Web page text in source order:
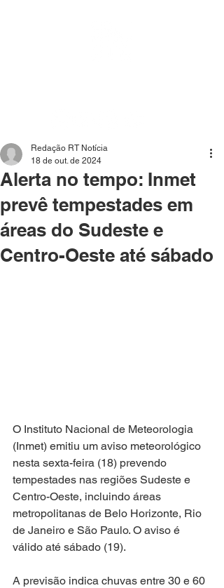
Alerta no tempo: Inmet
prevê tempestades em
áreas do Sudeste e
Centro-Oeste até sábado
Redação RT Notícia
18 de out. de 2024
O Instituto Nacional de Meteorologia
(Inmet) emitiu um aviso meteorológico
nesta sexta-feira (18) prevendo
tempestades nas regiões Sudeste e
Centro-Oeste, incluindo áreas
metropolitanas de Belo Horizonte, Rio
de Janeiro e São Paulo. O aviso é
válido até sábado (19).
A previsão indica chuvas entre 30 e 60